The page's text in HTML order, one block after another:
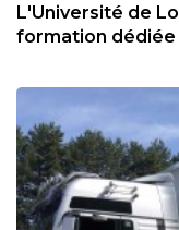
L'Université de
formation dédiée